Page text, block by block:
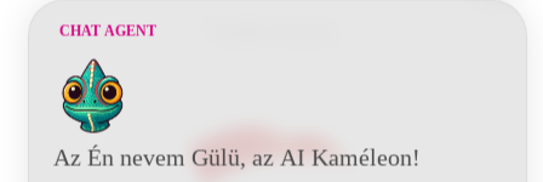
CHAT AGENT
Az Én nevem Gülü, az AI Kaméleon!